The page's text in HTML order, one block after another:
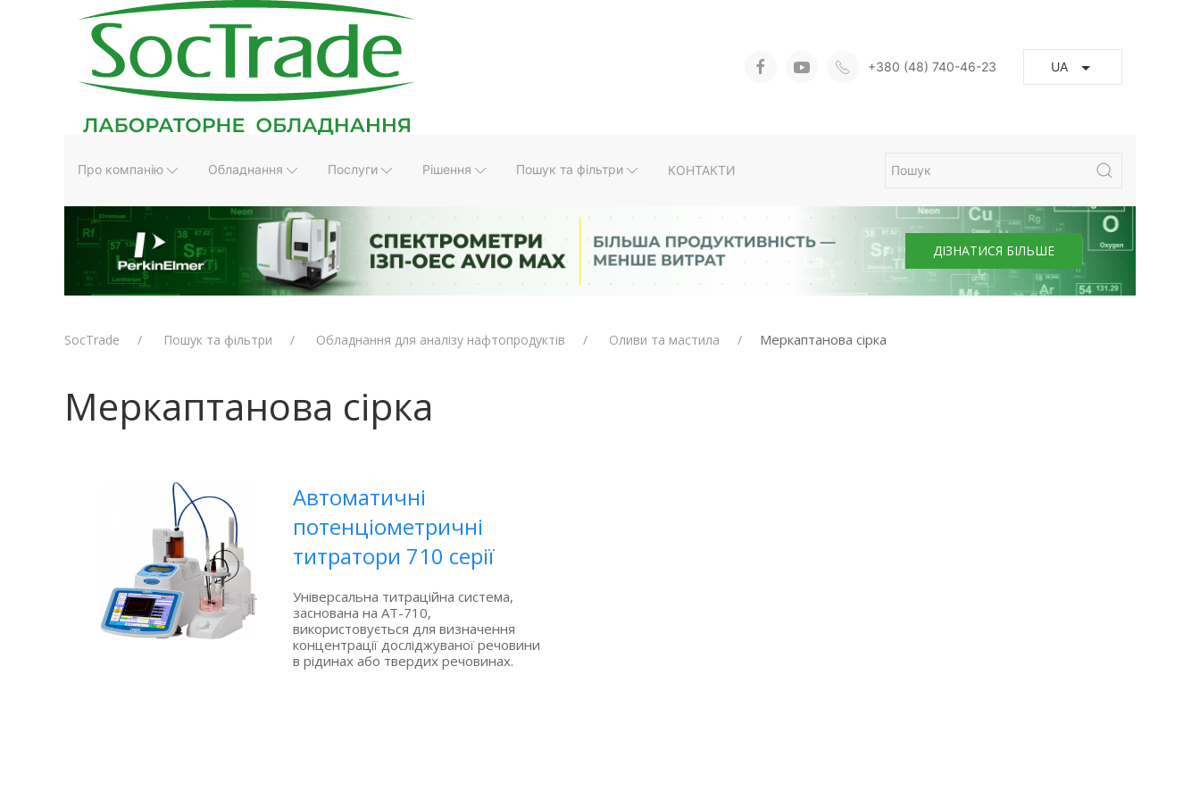
+380 (48) 740-46-23 UA
Про компанію Обладнання Послуги Рішення Пошук та фільтри КОНТАКТИ
ДІЗНАТИСЯ БІЛЬШЕ
SocTrade Пошук та фільтри Обладнання для аналізу нафтопродуктів Оливи та мастила Меркаптанова сірка
Меркаптанова сірка
Автоматичні
потенціометричні
титратори 710 серії
Універсальна титраційна система,
заснована на АТ-710,
використовується для визначення
концентрації досліджуваної речовини
в рідинах або твердих речовинах.